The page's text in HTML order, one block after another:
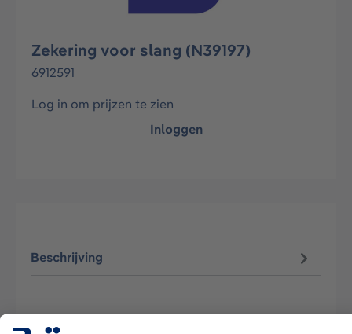
Zekering voor slang (N39197)
6912591
Log in om prijzen te zien
Inloggen
Beschrijving